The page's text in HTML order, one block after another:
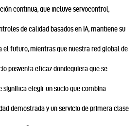
continua, que incluye servocontrol,
de calidad basados en IA, mantiene su
el futuro, mientras que nuestra red global de
posventa eficaz dondequiera que se
significa elegir un socio que combina
demostrada y un servicio de primera clase